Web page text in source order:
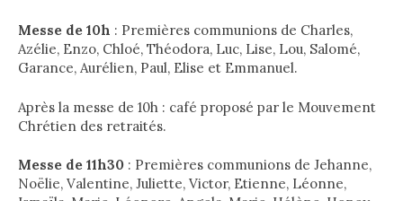
Messe de 10h : Premières communions de Charles,
Azélie, Enzo, Chloé, Théodora, Luc, Lise, Lou, Salomé,
Garance, Aurélien, Paul, Elise et Emmanuel.
Après la messe de 10h : café proposé par le Mouvement
Chrétien des retraités.
Messe de 11h30 : Premières communions de Jehanne,
Noëlie, Valentine, Juliette, Victor, Etienne, Léonne,